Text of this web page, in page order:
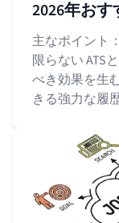
2026年おす
主なポイント
限らない ATS
べき効果を生
きる強力な履